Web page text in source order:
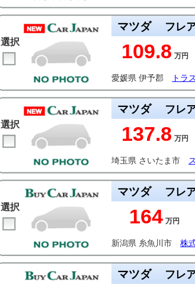
選択
マツダ フレ
109.8 万円
愛媛県 伊予郡 トラ
選択
マツダ フレ
137.8 万円
埼玉県 さいたま市
選択
マツダ フレ
164 万円
新潟県 糸魚川市 株
マツダ フレ